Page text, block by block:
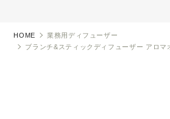
HOME
業務用ディフューザー
ブランチ&スティックディフューザー アロマ